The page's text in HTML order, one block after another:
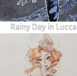
Rainy Day in Lucca